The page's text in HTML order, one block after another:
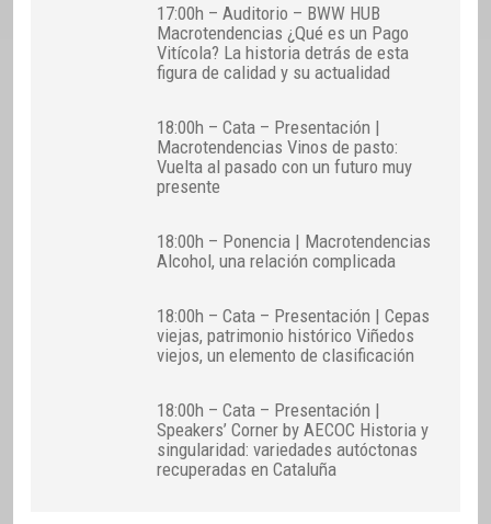
17:00h – Auditorio – BWW HUB
Macrotendencias ¿Qué es un Pago
Vitícola? La historia detrás de esta
figura de calidad y su actualidad
18:00h – Cata – Presentación |
Macrotendencias Vinos de pasto:
Vuelta al pasado con un futuro muy
presente
18:00h – Ponencia | Macrotendencias
Alcohol, una relación complicada
18:00h – Cata – Presentación | Cepas
viejas, patrimonio histórico Viñedos
viejos, un elemento de clasificación
18:00h – Cata – Presentación |
Speakers’ Corner by AECOC Historia y
singularidad: variedades autóctonas
recuperadas en Cataluña